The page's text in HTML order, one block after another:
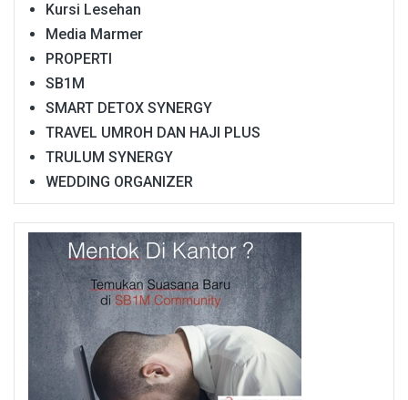
Kursi Lesehan
Media Marmer
PROPERTI
SB1M
SMART DETOX SYNERGY
TRAVEL UMROH DAN HAJI PLUS
TRULUM SYNERGY
WEDDING ORGANIZER